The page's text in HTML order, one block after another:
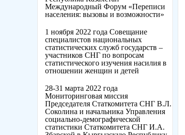
Международный Форум «Переписи
населения: вызовы и возможности»
1 ноября 2022 года Совещание
специалистов национальных
статистических служб государств –
участников СНГ по вопросам
статистического изучения насилия в
отношении женщин и детей
28-31 марта 2022 года
Мониторинговая миссия
Председателя Статкомитета СНГ В.Л.
Соколина и начальника Управления
социально-демографической
статистики Статкомитета СНГ И.А.